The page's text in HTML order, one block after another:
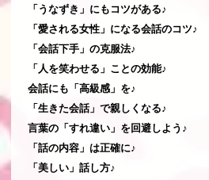
「うなずき」にもコツがある♪
「愛される女性」になる会話のコツ♪
「会話下手」の克服法♪
「人を笑わせる」ことの効能♪
会話にも「高級感」を♪
「生きた会話」で親しくなる♪
言葉の「すれ違い」を回避しよう♪
「話の内容」は正確に♪
「美しい」話し方♪